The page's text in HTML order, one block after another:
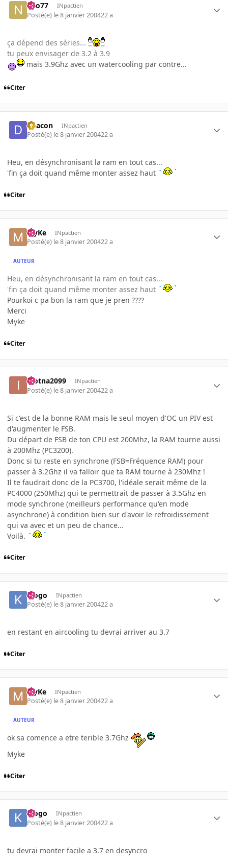
neo77 INpactien
Posté(e) le 8 janvier 200422 a
ça dépend des séries...
tu peux envisager de 3.2 à 3.9
mais 3.9Ghz avec un watercooling par contre...
Citer
Deacon INpactien
Posté(e) le 8 janvier 200422 a
Heu, en désynchronisant la ram en tout cas...
'fin ça doit quand même monter assez haut
Citer
MyKe INpactien
Posté(e) le 8 janvier 200422 a
AUTEUR
Heu, en désynchronisant la ram en tout cas...
'fin ça doit quand même monter assez haut
Pourkoi c pa bon la ram que je pren ????
Merci
Myke
Citer
inotna2099 INpactien
Posté(e) le 8 janvier 200422 a
Si c'est de la bonne RAM mais le seul moyen d'OC un PIV est
d'augmenter le FSB.
Du départ de FSB de ton CPU est 200Mhz, la RAM tourne aussi
à 200Mhz (PC3200).
Donc si tu reste en synchrone (FSB=Fréquence RAM) pour
passer à 3.2Ghz il va falloir que ta RAM tourne à 230Mhz !
Il te faudrait donc de la PC3700, l'idéale serait même de la
PC4000 (250Mhz) qui te permettrait de passer à 3.5Ghz en
mode synchrone (meilleurs performance qu'en mode
asynchrone) à condition bien sur d'avoir le refroidissement
qui va avec et un peu de chance...
Voilà.
Citer
klogo INpactien
Posté(e) le 8 janvier 200422 a
en restant en aircooling tu devrai arriver au 3.7
Citer
MyKe INpactien
Posté(e) le 8 janvier 200422 a
AUTEUR
ok sa comence a etre terible 3.7Ghz
Myke
Citer
klogo INpactien
Posté(e) le 8 janvier 200422 a
tu devrai monter facile a 3.7 en desyncro